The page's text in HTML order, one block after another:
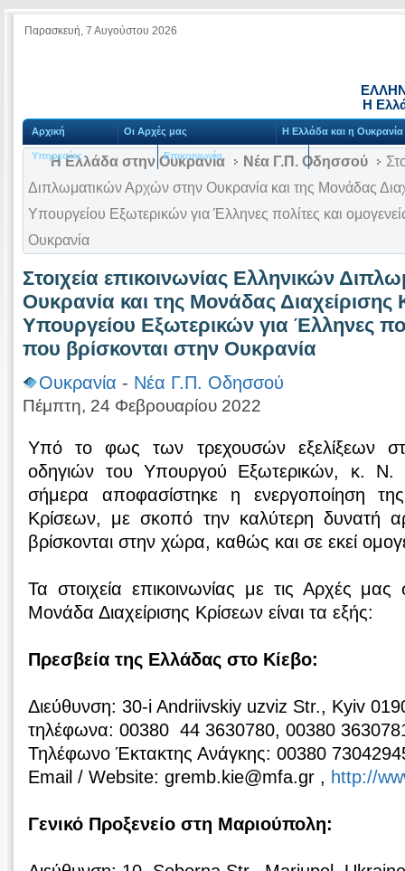
Παρασκευή, 7 Αυγούστου 2026
Η
Αρχική Οι Αρχές μας Η Ελλάδα και η Ουκρανία
Υπηρεσίες Επικοινωνία
Η Ελλάδα στην Ουκρανία Νέα Γ.Π. Οδησσού
Διπλωματικών Αρχών στην Ουκρανία και της Μονάδας
Υπουργείου Εξωτερικών για Έλληνες πολίτες και
Ουκρανία
Στοιχεία επικοινωνίας Ελληνικών
Ουκρανία και της Μονάδας Διαχείρισης
Υπουργείου Εξωτερικών για Έλληνες
που βρίσκονται στην Ουκρανία
Ουκρανία - Νέα Γ.Π. Οδησσού
Πέμπτη, 24 Φεβρουαρίου 2022
Υπό το φως των τρεχουσών εξελίξεων
οδηγιών του Υπουργού Εξωτερικών, κ. Ν.
σήμερα αποφασίστηκε η ενεργοποίηση
Κρίσεων, με σκοπό την καλύτερη δυνατή
βρίσκονται στην χώρα, καθώς και σε εκεί
Τα στοιχεία επικοινωνίας με τις Αρχές
Μονάδα Διαχείρισης Κρίσεων είναι τα εξής:
Πρεσβεία της Ελλάδας στο Κίεβο:
Διεύθυνση: 30-i Andriivskiy uzviz Str., Kyiv
τηλέφωνα: 00380 44 3630780, 00380
Τηλέφωνο Έκτακτης Ανάγκης: 00380
Email / Website: gremb.kie@mfa.gr , http://
Γενικό Προξενείο στη Μαριούπολη: